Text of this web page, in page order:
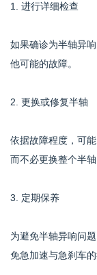
1. 进行详细检查
如果确诊为半轴异
他可能的故障。
2. 更换或修复半轴
依据故障程度，可
而不必更换整个半轴
3. 定期保养
为避免半轴异响问
免急加速与急刹车